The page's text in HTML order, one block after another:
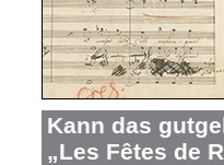
Kann das
„Les Fêtes de